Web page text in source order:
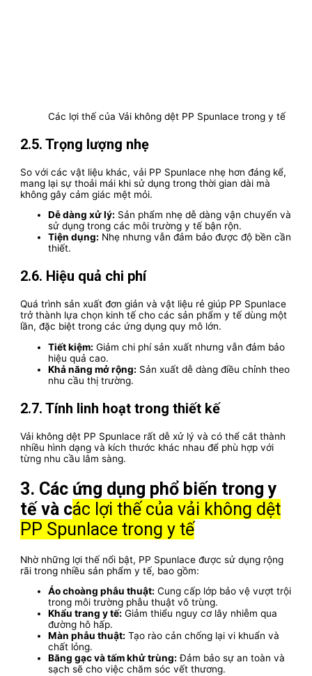
Các lợi thế của Vải không dệt PP Spunlace trong y tế
2.5. Trọng lượng nhẹ
So với các vật liệu khác, vải PP Spunlace nhẹ hơn đáng kể,
mang lại sự thoải mái khi sử dụng trong thời gian dài mà
không gây cảm giác mệt mỏi.
Dễ dàng xử lý: Sản phẩm nhẹ dễ dàng vận chuyển và
sử dụng trong các môi trường y tế bận rộn.
Tiện dụng: Nhẹ nhưng vẫn đảm bảo được độ bền cần
thiết.
2.6. Hiệu quả chi phí
Quá trình sản xuất đơn giản và vật liệu rẻ giúp PP Spunlace
trở thành lựa chọn kinh tế cho các sản phẩm y tế dùng một
lần, đặc biệt trong các ứng dụng quy mô lớn.
Tiết kiệm: Giảm chi phí sản xuất nhưng vẫn đảm bảo
hiệu quả cao.
Khả năng mở rộng: Sản xuất dễ dàng điều chỉnh theo
nhu cầu thị trường.
2.7. Tính linh hoạt trong thiết kế
Vải không dệt PP Spunlace rất dễ xử lý và có thể cắt thành
nhiều hình dạng và kích thước khác nhau để phù hợp với
từng nhu cầu lâm sàng.
3. Các ứng dụng phổ biến trong y
tế và các lợi thế của vải không dệt
PP Spunlace trong y tế
Nhờ những lợi thế nổi bật, PP Spunlace được sử dụng rộng
rãi trong nhiều sản phẩm y tế, bao gồm:
Áo choàng phẫu thuật: Cung cấp lớp bảo vệ vượt trội
trong môi trường phẫu thuật vô trùng.
Khẩu trang y tế: Giảm thiểu nguy cơ lây nhiễm qua
đường hô hấp.
Màn phẫu thuật: Tạo rào cản chống lại vi khuẩn và
chất lỏng.
Băng gạc và tấm khử trùng: Đảm bảo sự an toàn và
sạch sẽ cho việc chăm sóc vết thương.